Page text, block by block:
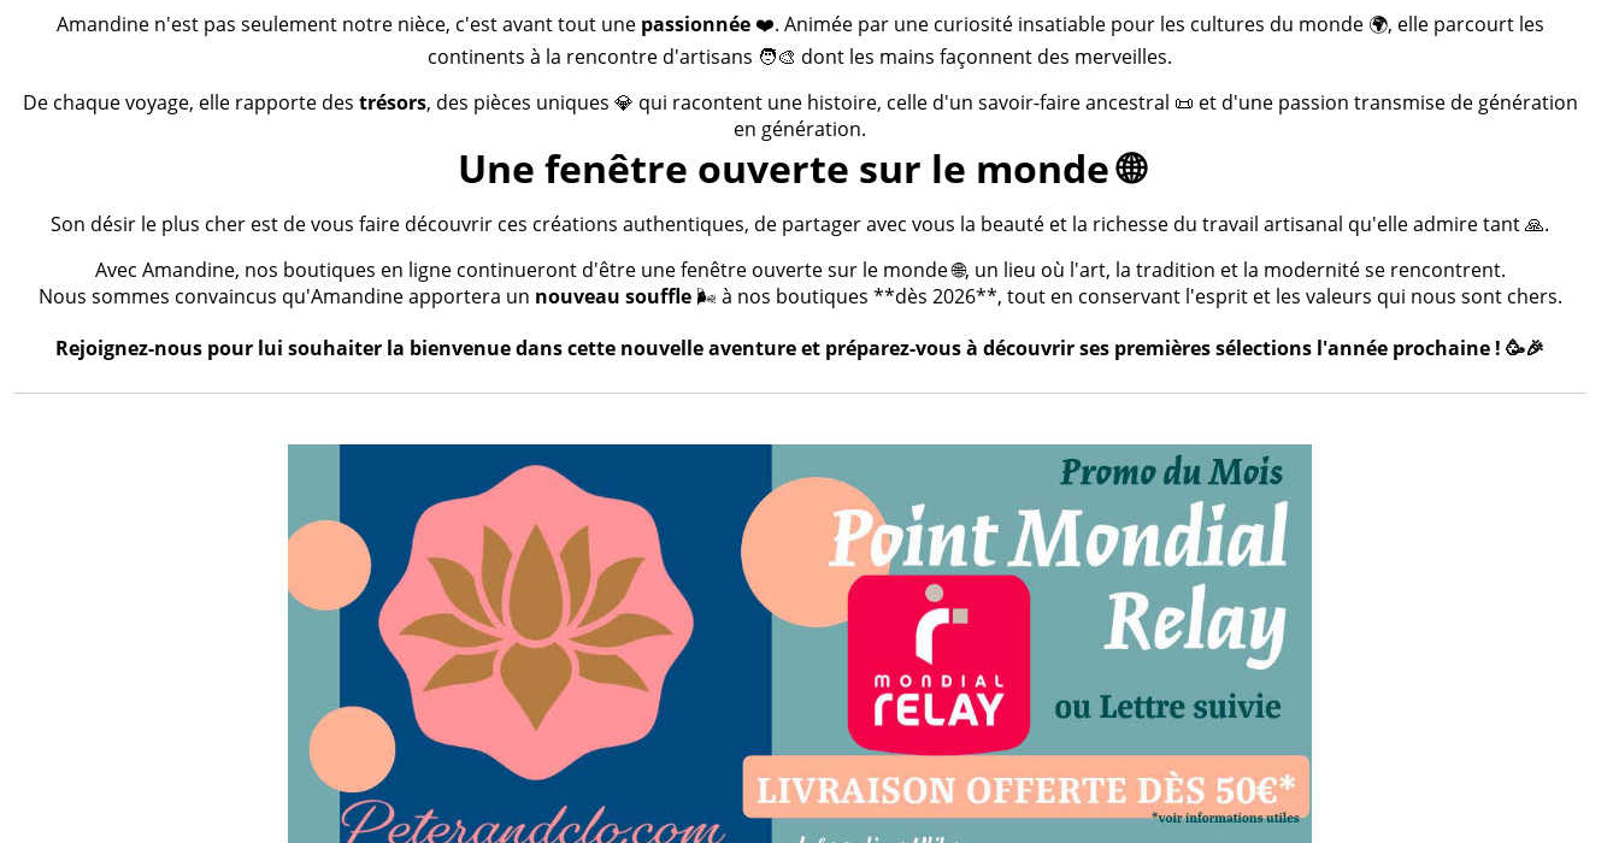
Amandine n'est pas seulement notre nièce, c'est avant tout une passionnée❤️. Animée par une curiosité insatiable pour les cultures du monde 🌍, elle parcourt les
continents à la rencontre d'artisans 🧑‍🎨 dont les mains façonnent des merveilles.
De chaque voyage, elle rapporte des trésors, des pièces uniques 💎 qui racontent une histoire, celle d'un savoir-faire ancestral 📜 et d'une passion transmise de génération
en génération.
Une fenêtre ouverte sur le monde 🌐
Son désir le plus cher est de vous faire découvrir ces créations authentiques, de partager avec vous la beauté et la richesse du travail artisanal qu'elle admire tant 🙏.
Avec Amandine, nos boutiques en ligne continueront d'être une fenêtre ouverte sur le monde 🌐, un lieu où l'art, la tradition et la modernité se rencontrent.
Nous sommes convaincus qu'Amandine apportera un nouveau souffle🌬️ à nos boutiques **dès 2026**, tout en conservant l'esprit et les valeurs qui nous sont chers.
Rejoignez-nous pour lui souhaiter la bienvenue dans cette nouvelle aventure et préparez-vous à découvrir ses premières sélections l'année prochaine ! 🥳🎉